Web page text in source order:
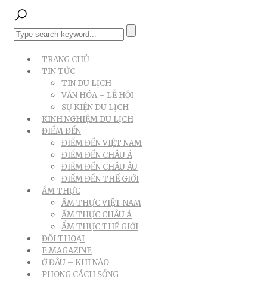
TRANG CHỦ
TIN TỨC
TIN DU LỊCH
VĂN HÓA – LỄ HỘI
SỰ KIỆN DU LỊCH
KINH NGHIỆM DU LỊCH
ĐIỂM ĐẾN
ĐIỂM ĐẾN VIỆT NAM
ĐIỂM ĐẾN CHÂU Á
ĐIỂM ĐẾN CHÂU ÂU
ĐIỂM ĐẾN THẾ GIỚI
ẨM THỰC
ẨM THỰC VIỆT NAM
ẨM THỰC CHÂU Á
ẨM THỰC THẾ GIỚI
ĐỐI THOẠI
E.MAGAZINE
Ở ĐÂU – KHI NÀO
PHONG CÁCH SỐNG